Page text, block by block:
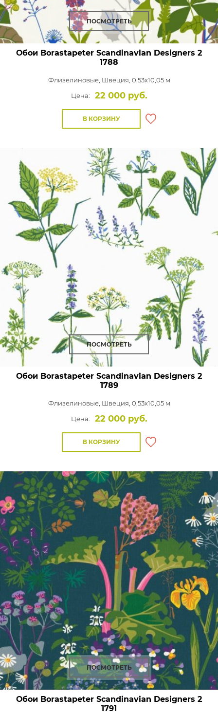
ПОСМОТРЕТЬ
Обои Borastapeter Scandinavian Designers 2
1788
Флизелиновые, Швеция, 0,53x10,05 м
Цена:
22 000 руб.
В КОРЗИНУ
ПОСМОТРЕТЬ
Обои Borastapeter Scandinavian Designers 2
1789
Флизелиновые, Швеция, 0,53x10,05 м
Цена:
22 000 руб.
В КОРЗИНУ
ПОСМОТРЕТЬ
Обои Borastapeter Scandinavian Designers 2
1791